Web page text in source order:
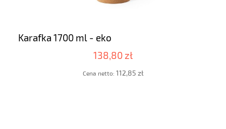
Karafka 1700 ml - eko
138,80 zł
Cena netto: 112,85 zł